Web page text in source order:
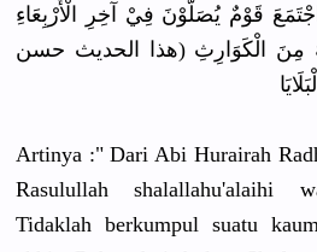
قَوْمٌ يُصَلُّوْنَ فِيْ آخِرِ الْأَرْبِعَاءِ
مِنَ الْكَوَارِثِ (هذا الحديث حسن
Artinya :" Dari Abi Hurairah
Rasulullah shalallahu'alaihi
Tidaklah berkumpul suatu